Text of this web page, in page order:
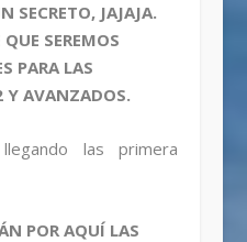
SECRETO, JAJAJA.
SEREMOS
PARA LAS
Y AVANZADOS.
las primera
POR AQUÍ LAS